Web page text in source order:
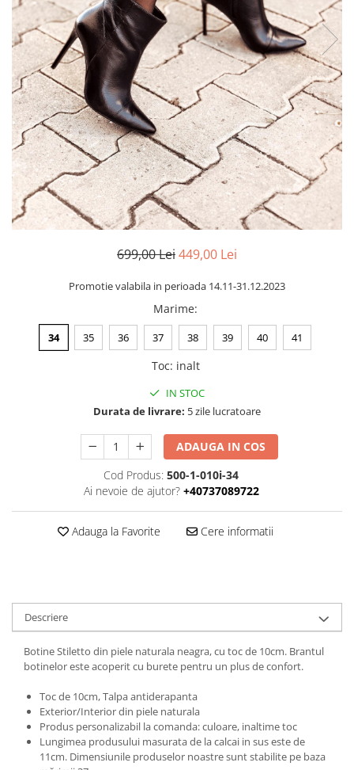
Posete
Rucsac
Plic
Saculet
Borsete
Mov
Visiniu
Maro
Albastru
699,00 Lei449,00 Lei
Promotie valabila in perioada 14.11-31.12.2023
Marime:
34 35 36 37 38 39 40 41
Toc: inalt
IN STOC
Durata de livrare: 5 zile lucratoare
ADAUGA IN COS
Cod Produs: 500-1-010i-34
Ai nevoie de ajutor? +40737089722
Adauga la Favorite Cere informatii
Descriere
Botine Stiletto din piele naturala neagra, cu toc de 10cm. Brantul
botinelor este acoperit cu burete pentru un plus de confort.
Toc de 10cm, Talpa antiderapanta
Exterior/Interior din piele naturala
Produs personalizabil la comanda: culoare, inaltime toc
Lungimea produsului masurata de la calcai in sus este de
11cm. Dimensiunile produselor noastre sunt stabilite pe baza